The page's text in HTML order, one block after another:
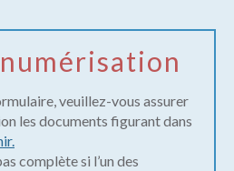
veuillez-vous assurer
les documents figurant dans
complète si l’un des